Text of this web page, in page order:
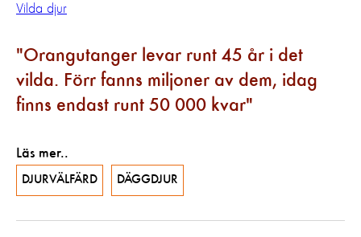
Vilda djur
Orangutanger levar runt 45 år i det
vilda. Förr fanns miljoner av dem, idag
finns endast runt 50 000 kvar
Läs mer..
DJURVÄLFÄRD DÄGGDJUR